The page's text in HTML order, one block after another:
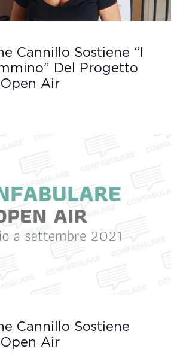
Cannillo Sostiene “i
Del Progetto
Air
Cannillo Sostiene
Air